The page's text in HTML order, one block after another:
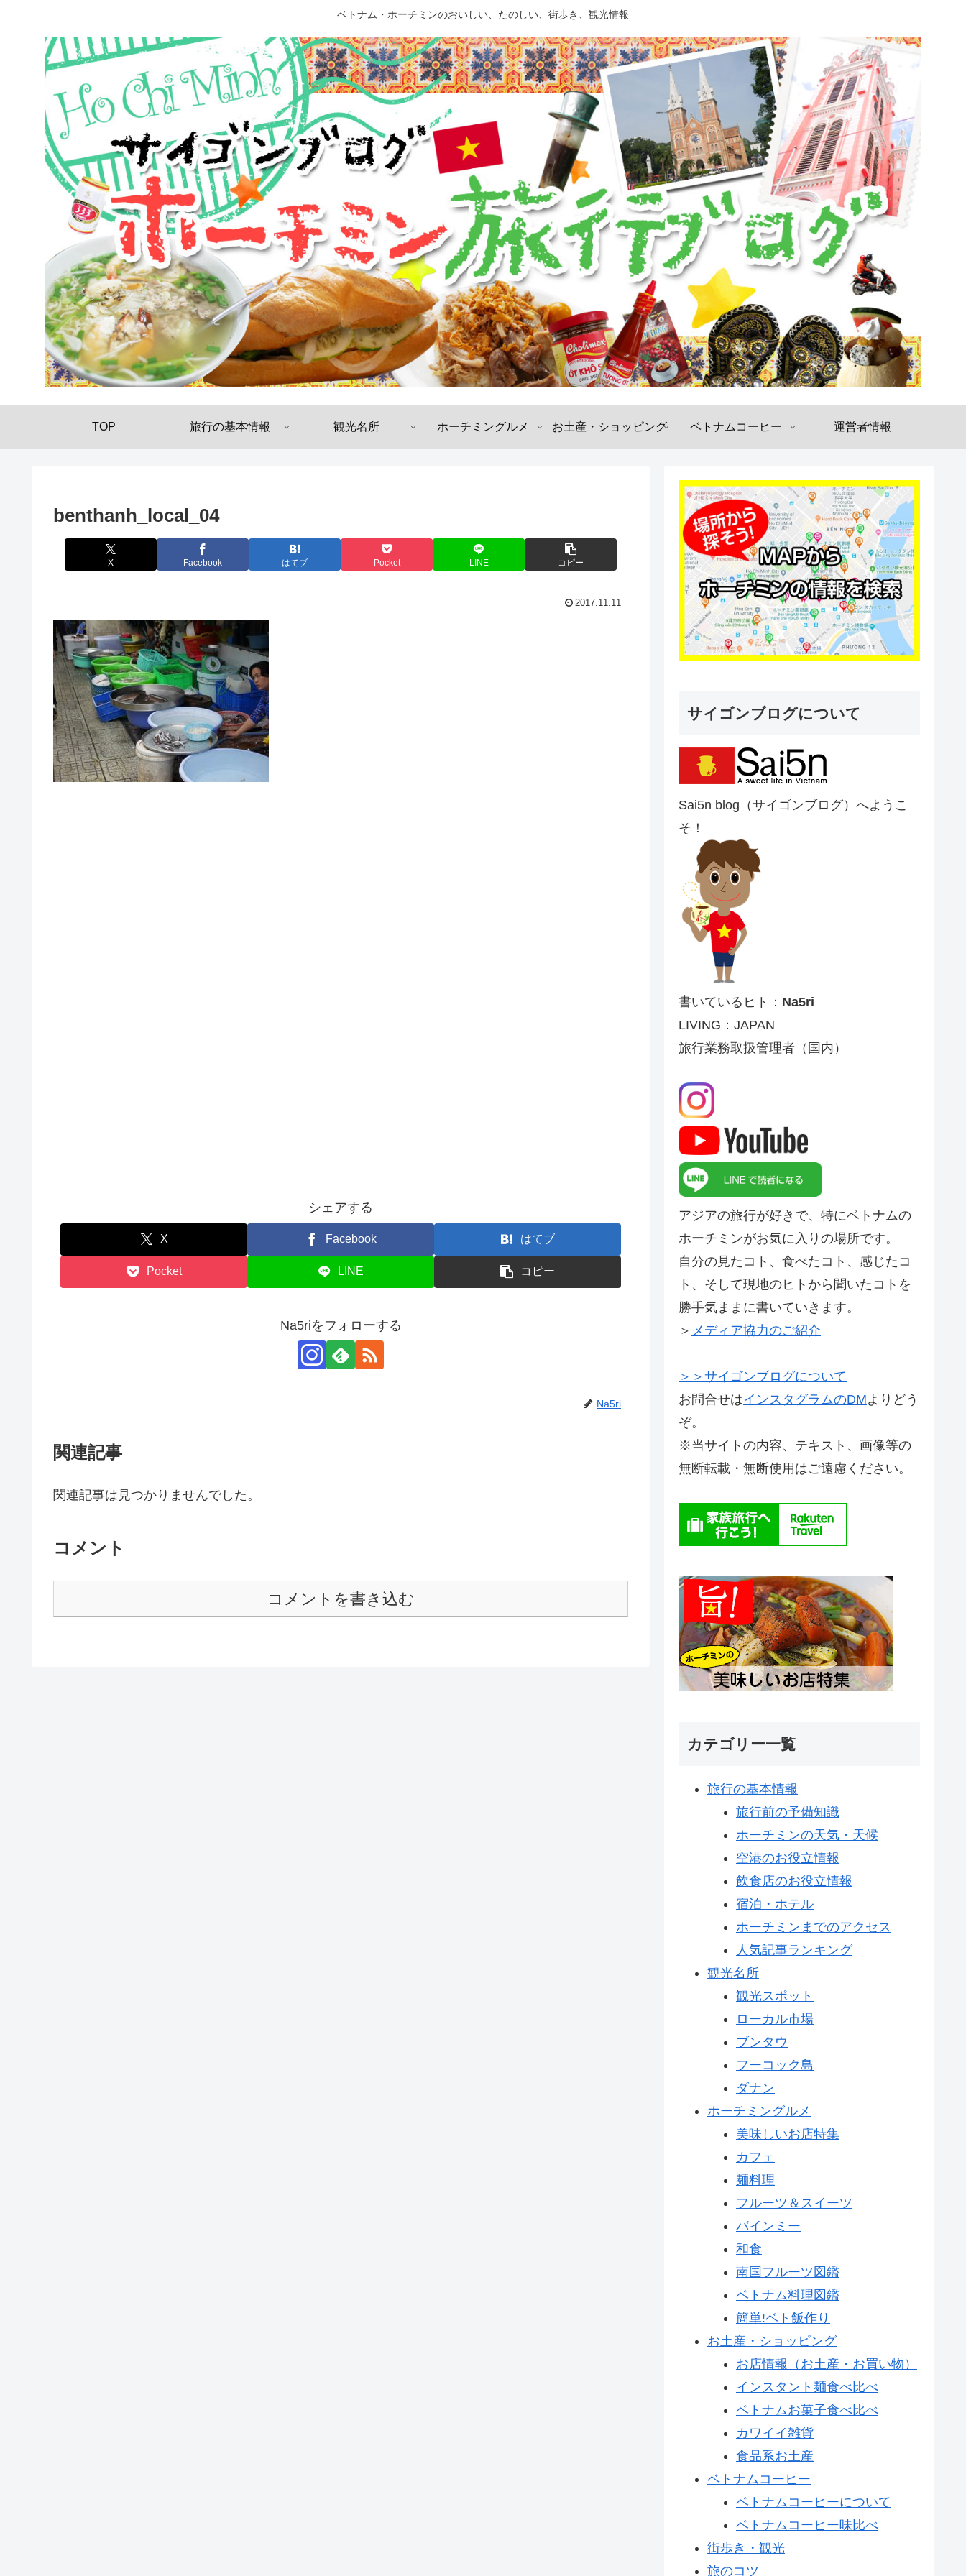
ベトナム・ホーチミンのおいしい、たのしい、街歩き、観光情報
TOP 旅行の基本情報 観光名所 ホーチミングルメ お土産・ショッピング ベトナムコーヒー 運営者情報
benthanh_local_04
X Facebook はてブ Pocket LINE コピー
2017.11.11
シェアする
X Facebook はてブ
Pocket LINE コピー
Na5riをフォローする
Na5ri
関連記事
関連記事は見つかりませんでした。
コメント
コメントを書き込む
サイゴンブログについて
Sai5n blog（サイゴンブログ）へようこ
そ！
書いているヒト： Na5ri
LIVING：JAPAN
旅行業務取扱管理者（国内）
アジアの旅行が好きで、特にベトナムの
ホーチミンがお気に入りの場所です。
自分の見たコト、食べたコト、感じたコ
ト、そして現地のヒトから聞いたコトを
勝手気ままに書いていきます。
＞ メディア協力のご紹介
＞＞サイゴンブログについて
お問合せはインスタグラムのDMよりどう
ぞ。
※当サイトの内容、テキスト、画像等の
無断転載・無断使用はご遠慮ください。
カテゴリー一覧
旅行の基本情報
旅行前の予備知識
ホーチミンの天気・天候
空港のお役立情報
飲食店のお役立情報
宿泊・ホテル
ホーチミンまでのアクセス
人気記事ランキング
観光名所
観光スポット
ローカル市場
ブンタウ
フーコック島
ダナン
ホーチミングルメ
美味しいお店特集
カフェ
麺料理
フルーツ＆スイーツ
バインミー
和食
南国フルーツ図鑑
ベトナム料理図鑑
簡単!ベト飯作り
お土産・ショッピング
お店情報（お土産・お買い物）
インスタント麺食べ比べ
ベトナムお菓子食べ比べ
カワイイ雑貨
食品系お土産
ベトナムコーヒー
ベトナムコーヒーについて
ベトナムコーヒー味比べ
街歩き・観光
旅のコツ